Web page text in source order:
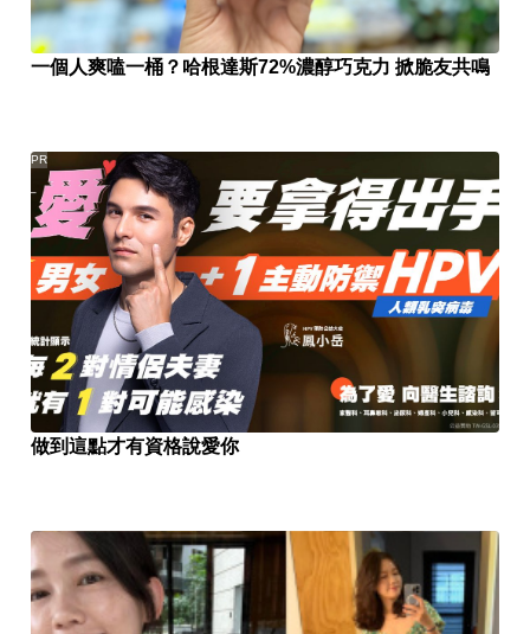
一個人爽嗑一桶？哈根達斯72%濃醇巧克力 掀脆友共鳴
做到這點才有資格說愛你
PR